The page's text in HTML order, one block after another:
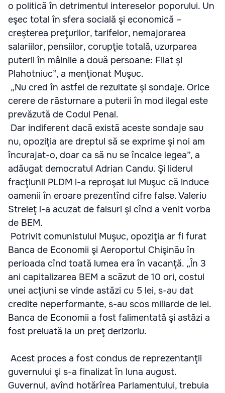
o politică în detrimentul intereselor poporului. Un
eşec total în sfera socială şi economică –
creşterea preţurilor, tarifelor, nemajorarea
salariilor, pensiilor, corupţie totală, uzurparea
puterii în mâinile a două persoane: Filat şi
Plahotniuc”, a menţionat Muşuc.
„Nu cred în astfel de rezultate şi sondaje. Orice
cerere de răsturnare a puterii în mod ilegal este
prevăzută de Codul Penal.
Dar indiferent dacă există aceste sondaje sau
nu, opoziţia are dreptul să se exprime şi noi am
încurajat-o, doar ca să nu se încalce legea”, a
adăugat democratul Adrian Candu. Şi liderul
fracţiunii PLDM i-a reproşat lui Muşuc că induce
oamenii în eroare prezentînd cifre false. Valeriu
Streleţ l-a acuzat de falsuri şi cînd a venit vorba
de BEM.
Potrivit comunistului Muşuc, opoziţia ar fi furat
Banca de Economii şi Aeroportul Chişinău în
perioada cînd toată lumea era în vacanţă. „În 3
ani capitalizarea BEM a scăzut de 10 ori, costul
unei acţiuni se vinde astăzi cu 5 lei, s-au dat
credite neperformante, s-au scos miliarde de lei.
Banca de Economii a fost falimentată şi astăzi a
fost preluată la un preţ derizoriu.
Acest proces a fost condus de reprezentanţii
guvernului şi s-a finalizat în luna august.
Guvernul, avînd hotărîrea Parlamentului, trebuia